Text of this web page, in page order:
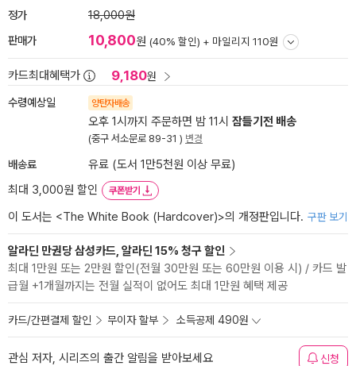
정가 18,000원
판매가 10,800원 (40% 할인) + 마일리지 110원
카드최대혜택가 9,180원
수령예상일 양탄자배송
오후 1시까지 주문하면 밤 11시 잠들기전 배송
(중구 서소문로 89-31 ) 변경
배송료
유료 (도서 1만5천원 이상 무료)
최대 3,000원 할인
쿠폰받기
이 도서는 <The White Book (Hardcover)>의 개정판입니다. 구판 보기
알라딘 만권당 삼성카드, 알라딘 15% 청구 할인
최대 1만원 또는 2만원 할인(전월 30만원 또는 60만원 이용 시) / 카드 발
급월 +1개월까지는 전월 실적이 없어도 최대 1만원 혜택 제공
카드/간편결제 할인 무이자 할부 소득공제 490원
관심 저자, 시리즈의 출간 알림을 받아보세요 신청